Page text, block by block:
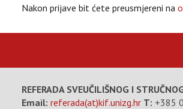
Nakon prijave bit ćete preusmjereni na
REFERADA SVEUČILIŠNOG I
Email: referada(at)kif.unizg.hr T: +385